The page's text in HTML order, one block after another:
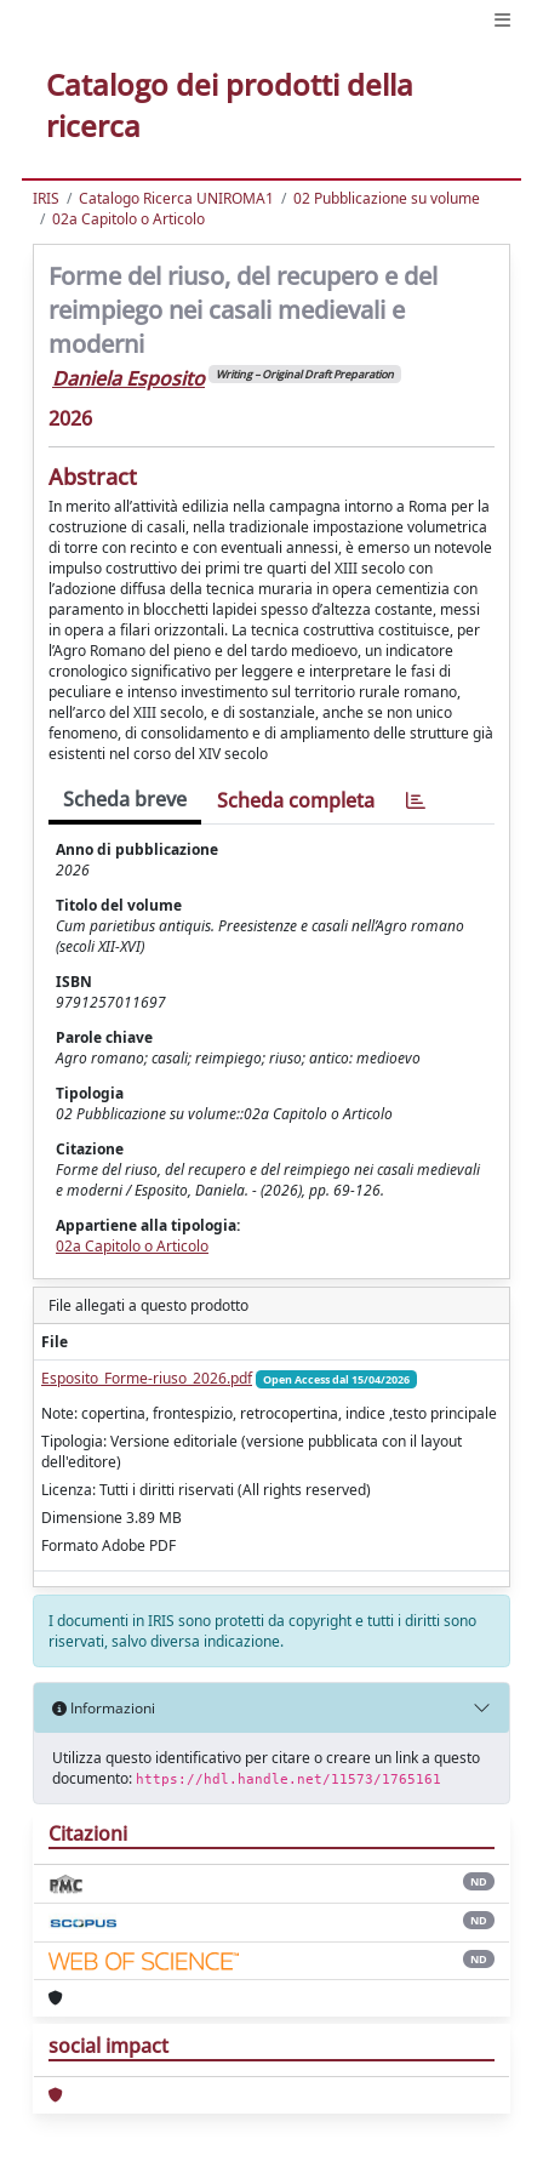
Catalogo dei prodotti della
ricerca
IRIS Catalogo Ricerca UNIROMA1
02 Pubblicazione su volume
02a Capitolo o Articolo
Forme del riuso, del recupero e del
reimpiego nei casali medievali e
moderni
Daniela Esposito Writing – Original Draft Preparation
2026
Abstract
In merito all’attività edilizia nella campagna intorno a Roma per la
costruzione di casali, nella tradizionale impostazione volumetrica
di torre con recinto e con eventuali annessi, è emerso un notevole
impulso costruttivo dei primi tre quarti del XIII secolo con
l’adozione diffusa della tecnica muraria in opera cementizia con
paramento in blocchetti lapidei spesso d’altezza costante, messi
in opera a filari orizzontali. La tecnica costruttiva costituisce, per
l’Agro Romano del pieno e del tardo medioevo, un indicatore
cronologico significativo per leggere e interpretare le fasi di
peculiare e intenso investimento sul territorio rurale romano,
nell’arco del XIII secolo, e di sostanziale, anche se non unico
fenomeno, di consolidamento e di ampliamento delle strutture già
esistenti nel corso del XIV secolo
Scheda breve Scheda completa
Anno di pubblicazione
2026
Titolo del volume
Cum parietibus antiquis. Preesistenze e casali nell’Agro romano
(secoli XII-XVI)
ISBN
9791257011697
Parole chiave
Agro romano; casali; reimpiego; riuso; antico: medioevo
Tipologia
02 Pubblicazione su volume::02a Capitolo o Articolo
Citazione
Forme del riuso, del recupero e del reimpiego nei casali medievali
e moderni / Esposito, Daniela. - (2026), pp. 69-126.
Appartiene alla tipologia:
02a Capitolo o Articolo
File allegati a questo prodotto
File
Esposito_Forme-riuso_2026.pdf
Open Access dal 15/04/2026
Note: copertina, frontespizio, retrocopertina, indice ,testo principale
Tipologia: Versione editoriale (versione pubblicata con il layout
dell'editore)
Licenza: Tutti i diritti riservati (All rights reserved)
Dimensione 3.89 MB
Formato Adobe PDF
I documenti in IRIS sono protetti da copyright e tutti i diritti sono
riservati, salvo diversa indicazione.
Informazioni
Utilizza questo identificativo per citare o creare un link a questo
documento: https://hdl.handle.net/11573/1765161
Citazioni
ND
ND
ND
social impact